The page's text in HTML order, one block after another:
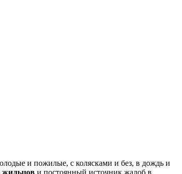
и пожилые, с колясками и без, в дождь и
жильцов и постоянный источник жалоб в